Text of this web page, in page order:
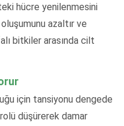
hücre yenilenmesini
azaltır ve
bitkiler arasında cilt
için tansiyonu dengede
düşürerek damar